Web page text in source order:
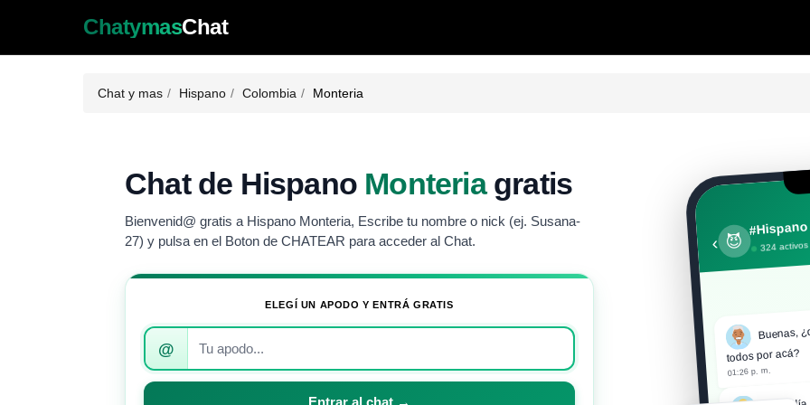
ChatymasChat
Chat y mas Hispano Colombia Monteria
Chat de Hispano Monteriagratis
Bienvenid@ gratis a Hispano Monteria, Escribe tu nombre o nick (ej. Susana-
27) y pulsa en el Boton de CHATEAR para acceder al Chat.
ELEGÍ UN APODO Y ENTRÁ GRATIS
Introduce
apodo
para
@
Entrar al chat →
‹ 😈 324
Buenas,
todos por acá?
01:26 p. m.